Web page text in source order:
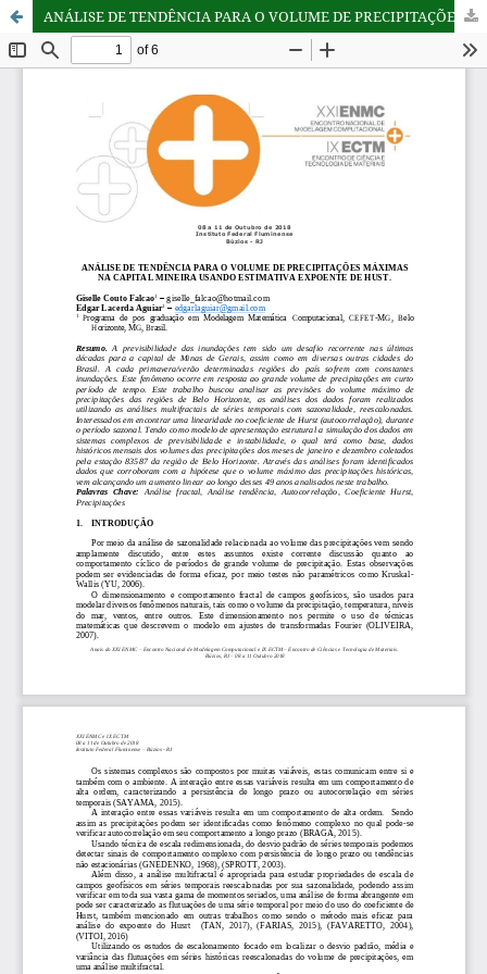
ANÁLISE DE TENDÊNCIA PARA O VOLUME DE PRECIPITAÇÕES MÁXIMAS NA CAPITAL MINEIRA USANDO ESTIMATIVA EXPOENTE DE HUST.